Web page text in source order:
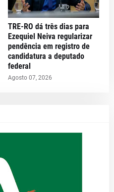
TRE-RO dá três dias para
Ezequiel Neiva regularizar
pendência em registro de
candidatura a deputado
federal
Agosto 07, 2026